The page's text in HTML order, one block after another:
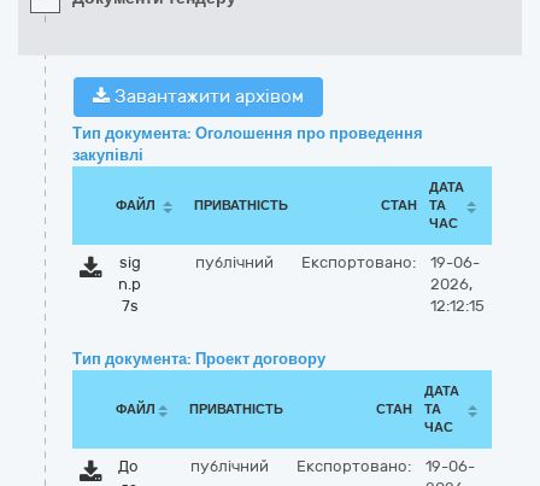
Завантажити архівом
Тип документа: Оголошення про проведення
закупівлі
ФАЙЛ ПРИВАТНІСТЬ СТАН
ДАТА
ТА
ЧАС
sig
n.p
7s
публічний Експортовано:
19-06-
2026,
12:12:15
Тип документа: Проект договору
ФАЙЛ ПРИВАТНІСТЬ СТАН
ДАТА
ТА
ЧАС
До
публічний Експортовано:
19-06-